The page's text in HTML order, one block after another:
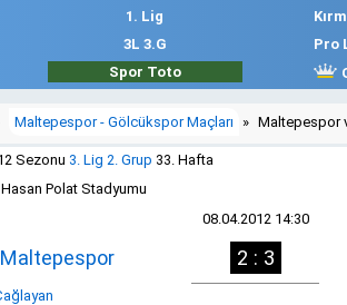
1. Lig
3L 3.G Pro
Spor Toto
Maltepespor - Gölcükspor Maçları » Maltepespor
Sezonu 3. Lig 2. Grup 33. Hafta
Polat Stadyumu
08.04.2012 14:30
Maltepespor 2 : 3